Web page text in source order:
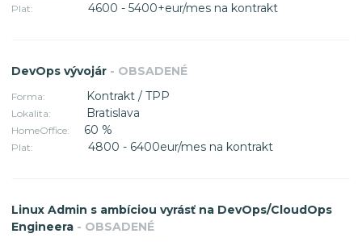
Plat: 4600 - 5400+eur/mes na kontrakt
DevOps vývojár - OBSADENÉ
Forma: Kontrakt / TPP
Lokalita: Bratislava
HomeOffice: 60 %
Plat: 4800 - 6400eur/mes na kontrakt
Linux Admin s ambíciou vyrásť na DevOps/CloudOps
Engineera - OBSADENÉ